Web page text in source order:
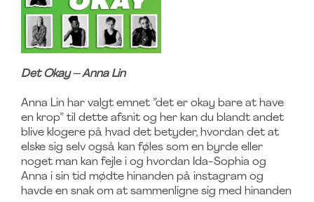
Det Okay –Anna Lin
Anna Lin har valgt emnet ”det er okay bare at have
en krop” til dette afsnit og her kan du blandt andet
blive klogere på hvad det betyder, hvordan det at
elske sig selv også kan føles som en byrde eller
noget man kan fejle i og hvordan Ida-Sophia og
Anna i sin tid mødte hinanden på instagram og
havde en snak om at sammenligne sig med hinanden